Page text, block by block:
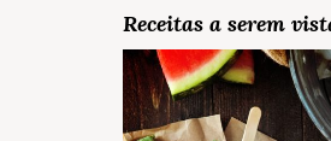
Receitas a serem